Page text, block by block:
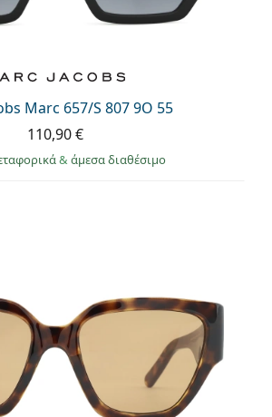
Marc 657/S 807 9O 55
110,90 €
& άμεσα διαθέσιμο